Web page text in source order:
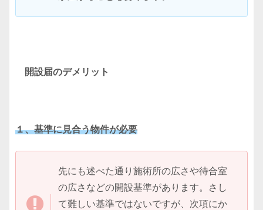
開設届のデメリット
１、基準に見合う物件が必要
先にも述べた通り施術所の広さや待合室
の広さなどの開設基準があります。さし
て難しい基準ではないですが、次項にか